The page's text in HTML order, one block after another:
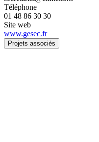
Téléphone
01 48 86 30 30
Site web
www.gesec.fr
Projets associés